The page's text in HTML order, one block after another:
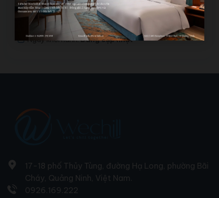
Điểm đến:Đà Nẵng
Thời gian: 2 ngày 1 đêm, 3 ngày 2 đêm
Ngày khởi hành:Đang cập nhật
17-18 phố Thủy Tùng, đường Hạ Long, phường Bãi
Cháy, Quảng Ninh, Việt Nam.
0926.169.222